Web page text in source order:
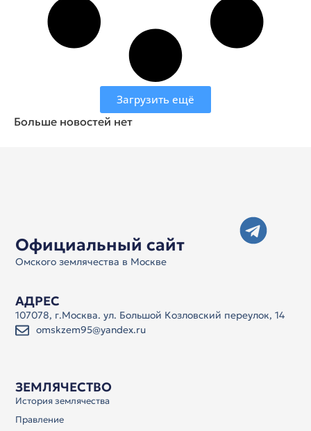
Загрузить ещё
Больше новостей нет
Официальный сайт
Омского землячества в Москве
ЗЕМЛЯЧЕСТВО
История землячества
Правление
АДРЕС
107078, г.Москва. ул. Большой Козловский переулок, 14
omskzem95@yandex.ru